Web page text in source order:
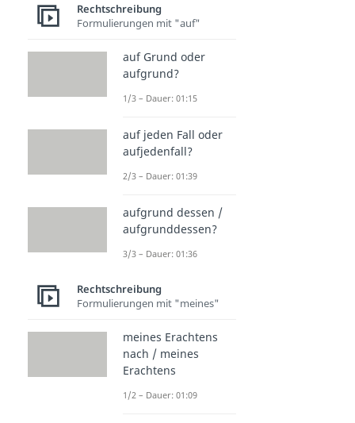
Rechtschreibung
Formulierungen mit "auf"
auf Grund oder
aufgrund?
1/3 – Dauer: 01:15
auf jeden Fall oder
aufjedenfall?
2/3 – Dauer: 01:39
aufgrund dessen /
aufgrunddessen?
3/3 – Dauer: 01:36
Rechtschreibung
Formulierungen mit "meines"
meines Erachtens
nach / meines
Erachtens
1/2 – Dauer: 01:09